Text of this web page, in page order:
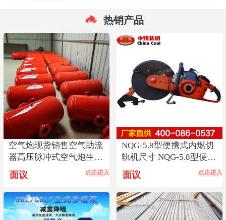
热销产品
空气炮现货销售空气助流
器高压脉冲式空气炮生产
厂煤仓料仓清堵器
面议 点击进入
NQG-5.8型便携式内燃切
轨机尺寸 NQG-5.8型便携
式内燃切轨机
面议 点击进入